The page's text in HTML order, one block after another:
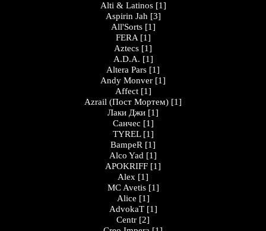
Alti & Latinos [1]
Aspirin Jah [3]
All'Sorts [1]
FERA [1]
Aztecs [1]
A.D.A. [1]
Altera Pars [1]
Andy Monver [1]
Affect [1]
Azrail (Пост Мортем) [1]
Лаки Джи [1]
Санчес [1]
TYREL [1]
BampeR [1]
Alco Yad [1]
APOKRIFF [1]
Alex [1]
MC Avetis [1]
Alice [1]
AdvokaT [1]
Centr [2]